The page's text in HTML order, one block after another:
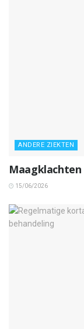
ANDERE ZIEKTEN
15/06/2026